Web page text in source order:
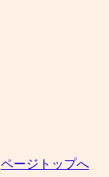
ページトップへ